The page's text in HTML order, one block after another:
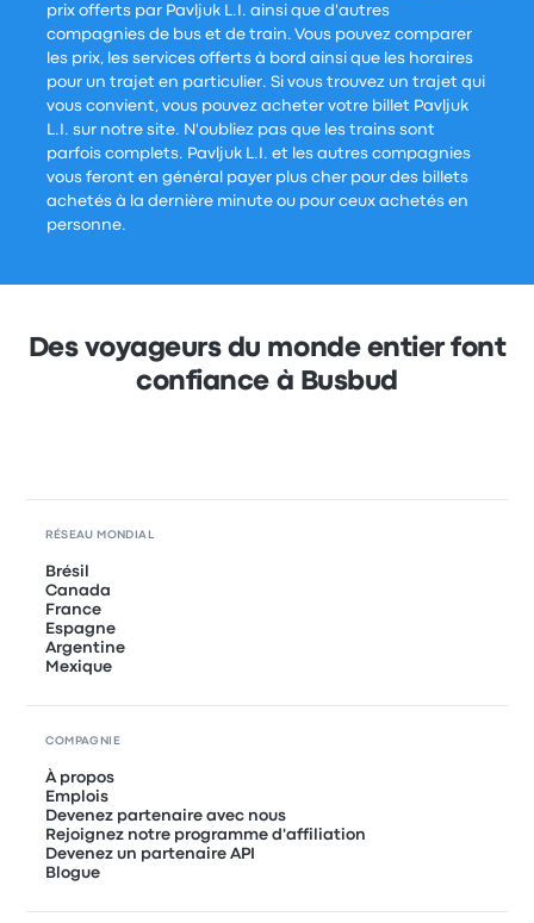
prix offerts par Pavljuk L.I. ainsi que d'autres
compagnies de bus et de train. Vous pouvez comparer
les prix, les services offerts à bord ainsi que les horaires
pour un trajet en particulier. Si vous trouvez un trajet qui
vous convient, vous pouvez acheter votre billet Pavljuk
L.I. sur notre site. N'oubliez pas que les trains sont
parfois complets. Pavljuk L.I. et les autres compagnies
vous feront en général payer plus cher pour des billets
achetés à la dernière minute ou pour ceux achetés en
personne.
Des voyageurs du monde entier font
confiance à Busbud
RÉSEAU MONDIAL
Brésil
Canada
France
Espagne
Argentine
Mexique
COMPAGNIE
À propos
Emplois
Devenez partenaire avec nous
Rejoignez notre programme d'affiliation
Devenez un partenaire API
Blogue